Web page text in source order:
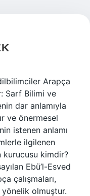
Arapça
Sarf Bilimi ve
dar anlamıyla
ve önermesel
istenen anlamı
ilgilenen
kurucusu kimdir?
Ebü’l-Esved
çalışmaları,
yönelik olmuştur.